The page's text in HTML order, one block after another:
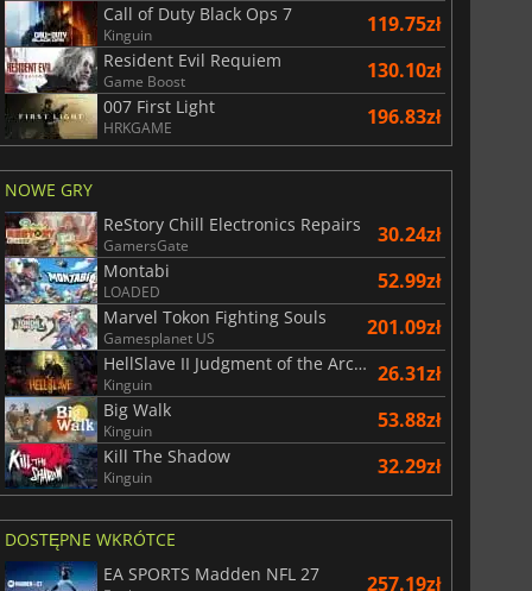
Call of Duty Black Ops 7
Kinguin 119.75zł
Resident Evil Requiem
Game Boost 130.10zł
007 First Light
HRKGAME 196.83zł
NOWE GRY
ReStory Chill Electronics Repairs
GamersGate 30.24zł
Montabi
LOADED 52.99zł
Marvel Tokon Fighting Souls
Gamesplanet US 201.09zł
HellSlave II Judgment of the Archon
Kinguin 26.31zł
Big Walk
Kinguin 53.88zł
Kill The Shadow
Kinguin 32.29zł
DOSTĘPNE WKRÓTCE
EA SPORTS Madden NFL 27
257.19zł